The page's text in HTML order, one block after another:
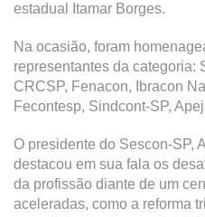
estadual Itamar Borges.
Na ocasião, foram
representantes da categoria:
CRCSP, Fenacon, Ibracon
Fecontesp, Sindcont-SP,
O presidente do Sescon-SP,
destacou em sua fala os
da profissão diante de um
aceleradas, como a reforma